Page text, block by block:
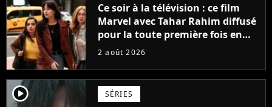
Ce soir à la télévision : ce film
Marvel avec Tahar Rahim diffusé
pour la toute première fois en
France
2 août 2026
player2 SÉRIES